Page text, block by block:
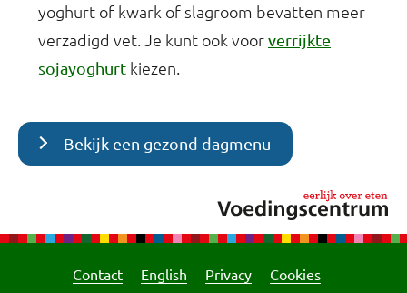
yoghurt of kwark of slagroom bevatten meer
verzadigd vet. Je kunt ook voorverrijkte
sojayoghurt kiezen.
Bekijk een gezond dagmenu
Contact English Privacy Cookies